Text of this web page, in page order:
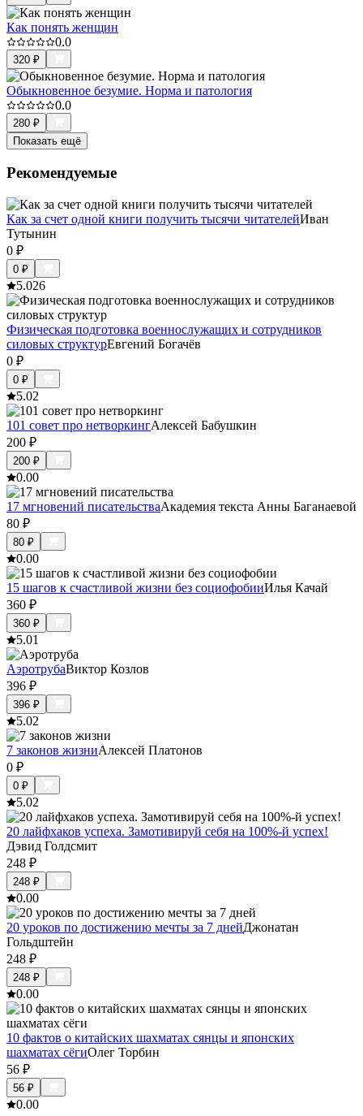
Как понять женщин
0.0
320 ₽
Обыкновенное безумие. Норма и патология
0.0
280 ₽
Показать ещё
Рекомендуемые
Как за счет одной книги получить тысячи читателейИван
Тутынин
0 ₽
0 ₽
5.026
Физическая подготовка военнослужащих и сотрудников
силовых структурЕвгений Богачёв
0 ₽
0 ₽
5.02
101 совет про нетворкингАлексей Бабушкин
200 ₽
200 ₽
0.00
17 мгновений писательстваАкадемия текста Анны Баганаевой
80 ₽
80 ₽
0.00
15 шагов к счастливой жизни без социофобииИлья Качай
360 ₽
360 ₽
5.01
АэротрубаВиктор Козлов
396 ₽
396 ₽
5.02
7 законов жизниАлексей Платонов
0 ₽
0 ₽
5.02
20 лайфхаков успеха. Замотивируй себя на 100%-й успех!
Дэвид Голдсмит
248 ₽
248 ₽
0.00
20 уроков по достижению мечты за 7 днейДжонатан
Гольдштейн
248 ₽
248 ₽
0.00
10 фактов о китайских шахматах сянцы и японских
шахматах сёгиОлег Торбин
56 ₽
56 ₽
0.00